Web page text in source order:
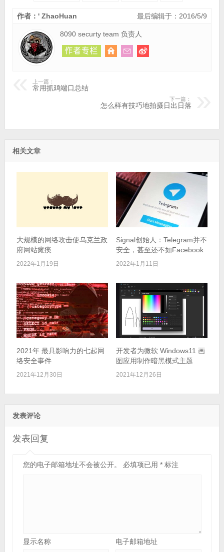
最后编辑于：2016/5/9
作者：' ZhaoHuan
8090 securty team 负责人
上一篇：
常用抓鸡端口总结
下一篇：
怎么样有技巧地拍摄日出日落
相关文章
大规模的网络攻击使乌克兰政
府网站瘫痪
2022年1月19日
Signal创始人：Telegram并不
安全，甚至还不如Facebook
2022年1月11日
2021年 最具影响力的七起网
络安全事件
2021年12月30日
开发者为微软 Windows11 画
图应用制作暗黑模式主题
2021年12月26日
发表评论
发表回复
您的电子邮箱地址不会被公开。 必填项已用 *标注
显示名称 电子邮箱地址